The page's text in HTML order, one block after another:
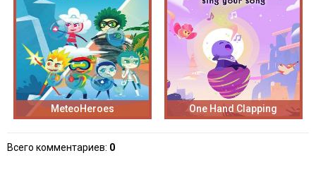
MeteoHeroes One Hand Clapping
Всего комментариев: 0